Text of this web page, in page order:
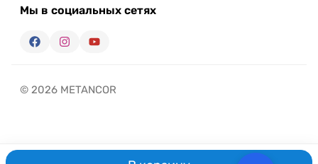
Мы в социальных сетях
© 2026 METANCOR